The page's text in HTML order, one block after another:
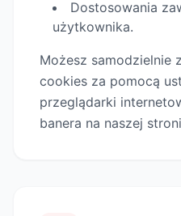
Dostosowania
użytkownika.
Możesz samodzielnie
cookies za pomocą
przeglądarki
banera na naszej